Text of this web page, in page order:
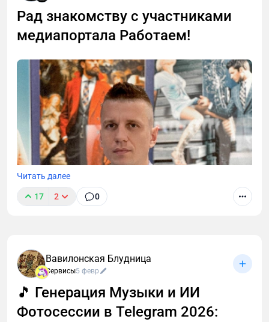
Рад знакомству с участниками
медиапортала Работаем!
Читать далее
17 2 0
Вавилонская Блудница
Сервисы5 февр
🎵 Генерация Музыки и ИИ
Фотосессии в Telegram 2026: